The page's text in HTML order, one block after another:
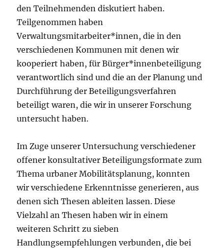
den Teilnehmenden diskutiert haben.
Teilgenommen haben
Verwaltungsmitarbeiter*innen, die in den
verschiedenen Kommunen mit denen wir
kooperiert haben, für Bürger*innenbeteiligung
verantwortlich sind und die an der Planung und
Durchführung der Beteiligungsverfahren
beteiligt waren, die wir in unserer Forschung
untersucht haben.
Im Zuge unserer Untersuchung verschiedener
offener konsultativer Beteiligungsformate zum
Thema urbaner Mobilitätsplanung, konnten
wir verschiedene Erkenntnisse generieren, aus
denen sich Thesen ableiten lassen. Diese
Vielzahl an Thesen haben wir in einem
weiteren Schritt zu sieben
Handlungsempfehlungen verbunden, die bei